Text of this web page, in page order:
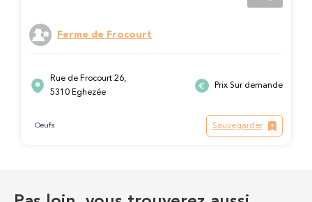
Ferme de Frocourt
Rue de Frocourt 26,
5310 Eghezée
Prix Sur demande
Oeufs Sauvegarder